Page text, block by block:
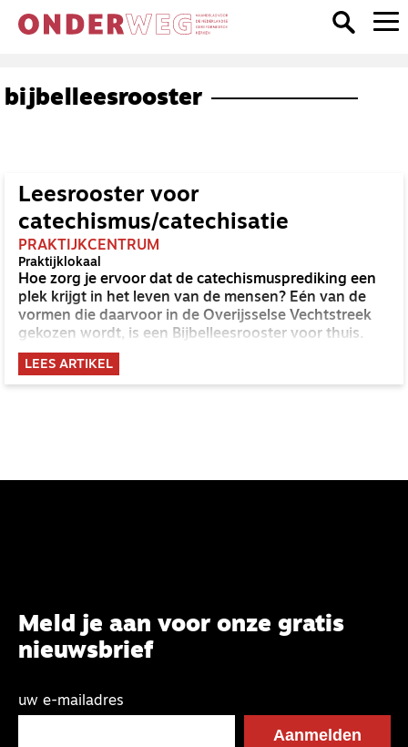
bijbelleesrooster
Leesrooster voor
catechismus/catechisatie
PRAKTIJKCENTRUM
Praktijklokaal
Hoe zorg je ervoor dat de catechismusprediking een
plek krijgt in het leven van de mensen? Eén van de
vormen die daarvoor in de Overijsselse Vechtstreek
gekozen wordt, is een Bijbelleesrooster voor thuis.
LEES ARTIKEL
Meld je aan voor onze gratis
nieuwsbrief
uw e-mailadres